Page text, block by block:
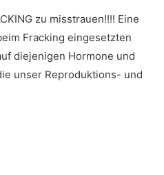
zu misstrauen!!!! Eine
Fracking eingesetzten
diejenigen Hormone und
unser Reproduktions- und